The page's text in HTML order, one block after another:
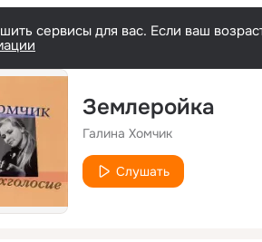
сервисы для вас. Если ваш
Землеройка
Галина Хомчик
Слушать